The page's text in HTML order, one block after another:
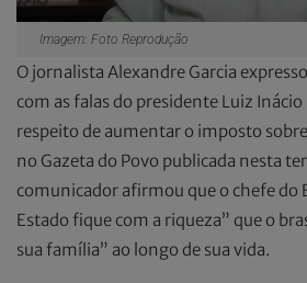
Imagem: Foto Reprodução
O jornalista Alexandre Garcia
com as falas do presidente Luiz Inácio
respeito de aumentar o imposto
no Gazeta do Povo publicada nesta
comunicador afirmou que o chefe do
Estado fique com a riqueza” que o
sua família” ao longo de sua vida.